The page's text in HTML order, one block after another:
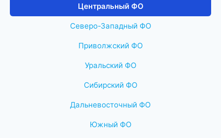
Центральный ФО
Северо-Западный ФО
Приволжский ФО
Уральский ФО
Сибирский ФО
Дальневосточный ФО
Южный ФО